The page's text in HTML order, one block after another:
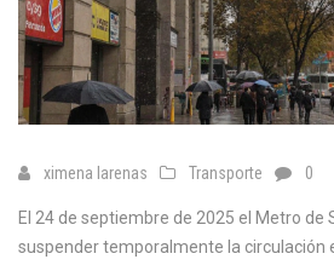
ximena larenas Transporte 0
El 24 de septiembre de 2025 el Metro de
suspender temporalmente la circulación